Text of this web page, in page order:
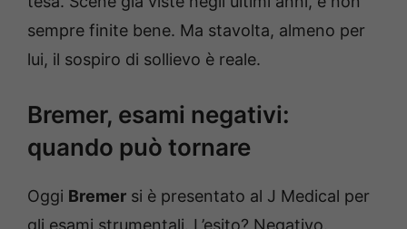
sempre finite bene. Ma stavolta, almeno per
lui, il sospiro di sollievo è reale.
Bremer, esami negativi:
quando può tornare
Oggi Bremer si è presentato al J Medical per
gli esami strumentali. L’esito? Negativo.